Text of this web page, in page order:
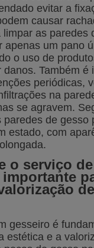
evitar a
causar
limpar as paredes
apenas um pano
o uso de
danos. Também é
periódicas,
na
se agravem.
paredes de gesso
estado, com
o serviço
gesseiro é
estética e a